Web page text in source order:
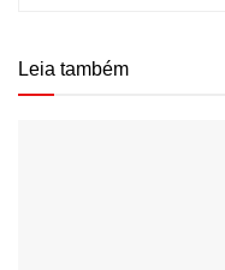
Leia também